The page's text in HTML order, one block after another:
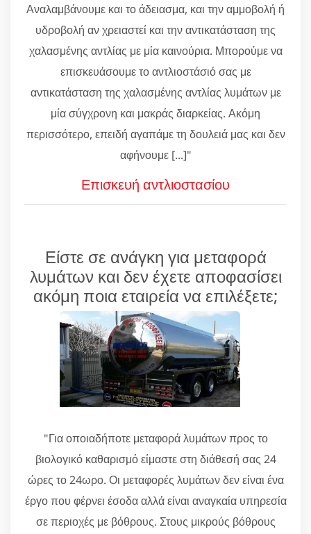
Αναλαμβάνουμε και το άδειασμα, και την αμμοβολή ή
υδροβολή αν χρειαστεί και την αντικατάσταση της
χαλασμένης αντλίας με μία καινούρια. Μπορούμε να
επισκευάσουμε το αντλιοστάσιό σας με
αντικατάσταση της χαλασμένης αντλίας λυμάτων με
μία σύγχρονη και μακράς διαρκείας. Ακόμη
περισσότερο, επειδή αγαπάμε τη δουλειά μας και δεν
αφήνουμε [...]"
Επισκευή αντλιοστασίου
Είστε σε ανάγκη για μεταφορά
λυμάτων και δεν έχετε αποφασίσει
ακόμη ποια εταιρεία να επιλέξετε;
"Για οποιαδήποτε μεταφορά λυμάτων προς το
βιολογικό καθαρισμό είμαστε στη διάθεσή σας 24
ώρες το 24ωρο. Οι μεταφορές λυμάτων δεν είναι ένα
έργο που φέρνει έσοδα αλλά είναι αναγκαία υπηρεσία
σε περιοχές με βόθρους. Στους μικρούς βόθρους